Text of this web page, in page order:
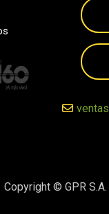
Copyright © GPR S.A.